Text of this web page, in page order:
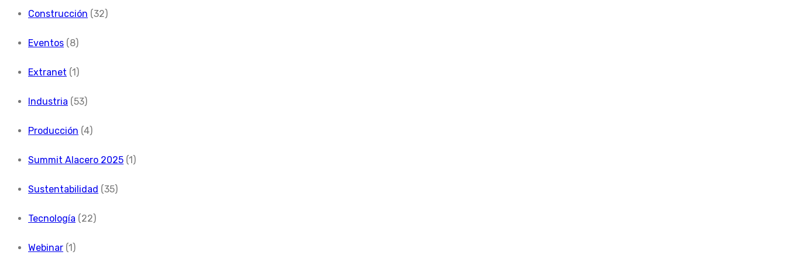
Construcción (32)
Eventos (8)
Extranet (1)
Industria (53)
Producción (4)
Summit Alacero 2025 (1)
Sustentabilidad (35)
Tecnología (22)
Webinar (1)